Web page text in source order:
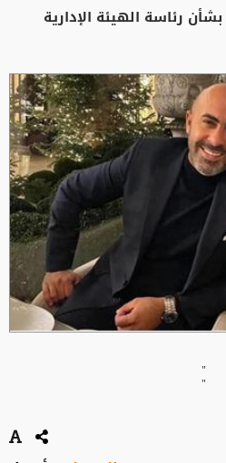
رئاسة الهيئة الإدارية
"
"